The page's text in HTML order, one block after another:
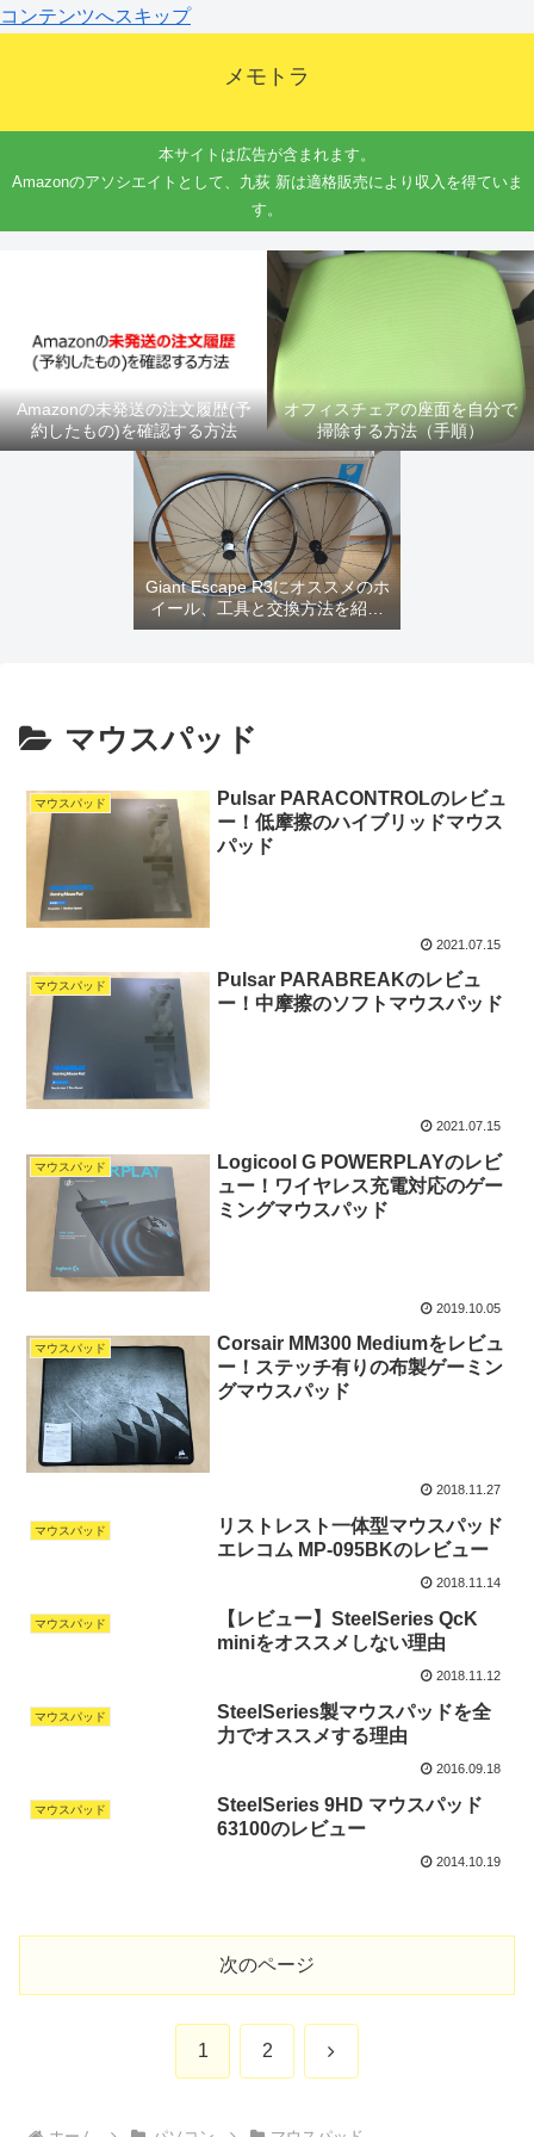
コンテンツへスキップ
メモトラ
本サイトは広告が含まれます。
Amazonのアソシエイトとして、九荻 新は適格販売により収入を得ていま
す。
Amazonの未発送の注文履歴(予
約したもの)を確認する方法
オフィスチェアの座面を自分で
掃除する方法（手順）
Giant Escape R3にオススメのホ
イール、工具と交換方法を紹介
するよ
マウスパッド
マウスパッド
Pulsar PARACONTROLのレビュ
ー！低摩擦のハイブリッドマウス
パッド
2021.07.15
マウスパッド
Pulsar PARABREAKのレビュ
ー！中摩擦のソフトマウスパッド
2021.07.15
マウスパッド
Logicool G POWERPLAYのレビ
ュー！ワイヤレス充電対応のゲー
ミングマウスパッド
2019.10.05
マウスパッド
Corsair MM300 Mediumをレビュ
ー！ステッチ有りの布製ゲーミン
グマウスパッド
2018.11.27
マウスパッド
リストレスト一体型マウスパッド
エレコム MP-095BKのレビュー
2018.11.14
マウスパッド
【レビュー】SteelSeries QcK
miniをオススメしない理由
2018.11.12
マウスパッド
SteelSeries製マウスパッドを全
力でオススメする理由
2016.09.18
マウスパッド
SteelSeries 9HD マウスパッド
63100のレビュー
2014.10.19
次のページ
1 2 次